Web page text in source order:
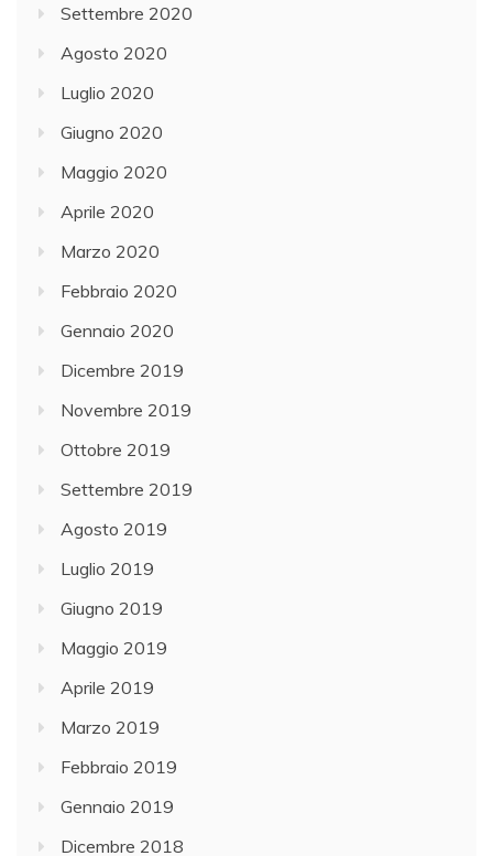
Settembre 2020
Agosto 2020
Luglio 2020
Giugno 2020
Maggio 2020
Aprile 2020
Marzo 2020
Febbraio 2020
Gennaio 2020
Dicembre 2019
Novembre 2019
Ottobre 2019
Settembre 2019
Agosto 2019
Luglio 2019
Giugno 2019
Maggio 2019
Aprile 2019
Marzo 2019
Febbraio 2019
Gennaio 2019
Dicembre 2018